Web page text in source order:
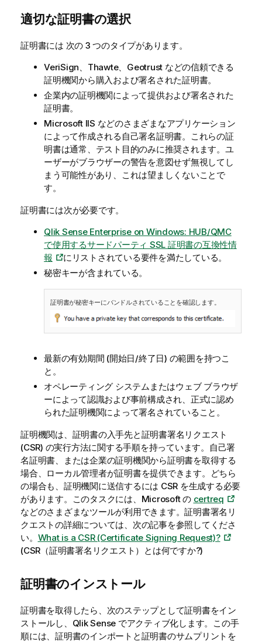
適切な証明書の選択
証明書には 次の 3 つのタイプがあります。
VeriSign、Thawte、Geotrust などの信頼できる
証明機関から購入および署名された証明書。
企業内の証明機関によって提供および署名された
証明書。
Microsoft IIS などのさまざまなアプリケーション
によって作成される自己署名証明書。これらの証
明書は通常、テスト目的のみに推奨されます。ユ
ーザーがブラウザーの警告を意図せず無視してし
まう可能性があり、これは望ましくないことで
す。
証明書には次が必要です。
Qlik Sense Enterprise on Windows: HUB/QMC
で使用するサードパーティ SSL 証明書の互換性情
報
にリストされている要件を満たしている。
秘密キーが含まれている。
証明書が秘密キーにバンドルされていることを確認します。
最新の有効期間 (開始日/終了日) の範囲を持つこ
と。
オペレーティング システムまたはウェブ ブラウザ
ーによって認識および事前構成され、正式に認め
られた証明機関によって署名されていること。
証明機関は、証明書の入手先と証明書署名リクエスト
(CSR) の実行方法に関する手順を持っています。自己署
名証明書、または企業の証明機関から証明書を取得する
場合、ローカル管理者が証明書を提供できます。どちら
の場合も、証明機関に送信するには CSR を生成する必要
があります。このタスクには、Microsoft の certreq
などのさまざまなツールが利用できます。証明書署名リ
クエストの詳細については、次の記事を参照してくださ
い。 What is a CSR (Certificate Signing Request)?
(CSR（証明書署名リクエスト）とは何ですか?)
証明書のインストール
証明書を取得したら、次のステップとして証明書をイン
ストールし、 Qlik Sense でアクティブ化します。この手
順には、証明書のインポートと証明書のサムプリントを